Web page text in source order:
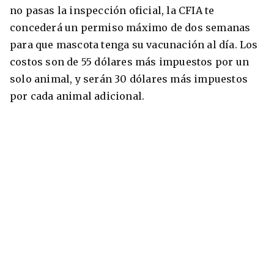
no pasas la inspección oficial, la CFIA te
concederá un permiso máximo de dos semanas
para que mascota tenga su vacunación al día. Los
costos son de 55 dólares más impuestos por un
solo animal, y serán 30 dólares más impuestos
por cada animal adicional.